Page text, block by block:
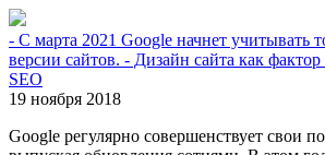
- С марта 2021 Google начнет учитывать
версии сайтов. - Дизайн сайта как
SEO
19 ноября 2018
Google регулярно совершенствует свои